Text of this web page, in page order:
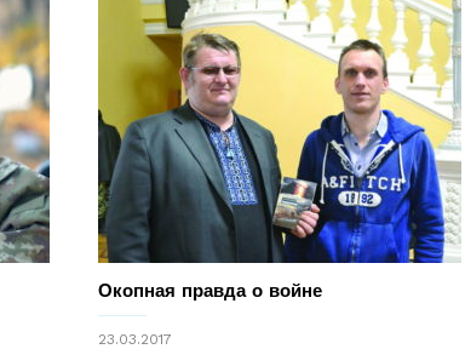
Окопная правда о войне
23.03.2017